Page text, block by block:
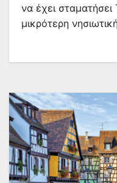
να έχει
μικρότερη